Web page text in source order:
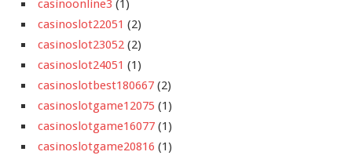
casinoonline3 (1)
casinoslot22051 (2)
casinoslot23052 (2)
casinoslot24051 (1)
casinoslotbest180667 (2)
casinoslotgame12075 (1)
casinoslotgame16077 (1)
casinoslotgame20816 (1)